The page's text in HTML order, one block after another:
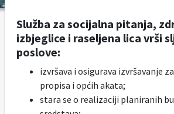
Služba za socijalna pitanja,
izbjeglice i raseljena lica vrši
poslove:
izvršava i osigurava izvršavanje
propisa i općih akata;
stara se o realizaciji planiranih